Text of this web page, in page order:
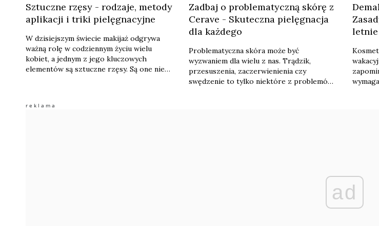
Sztuczne rzęsy - rodzaje, metody
aplikacji i triki pielęgnacyjne
W dzisiejszym świecie makijaż odgrywa
ważną rolę w codziennym życiu wielu
kobiet, a jednym z jego kluczowych
elementów są sztuczne rzęsy. Są one nie
rodzaju wydarzenia czy specjalne okazje.
Zadbaj o problematyczną skórę z
Cerave - Skuteczna pielęgnacja
dla każdego
Problematyczna skóra może być
wyzwaniem dla wielu z nas. Trądzik,
przesuszenia, zaczerwienienia czy
swędzenie to tylko niektóre z problemów,
ad